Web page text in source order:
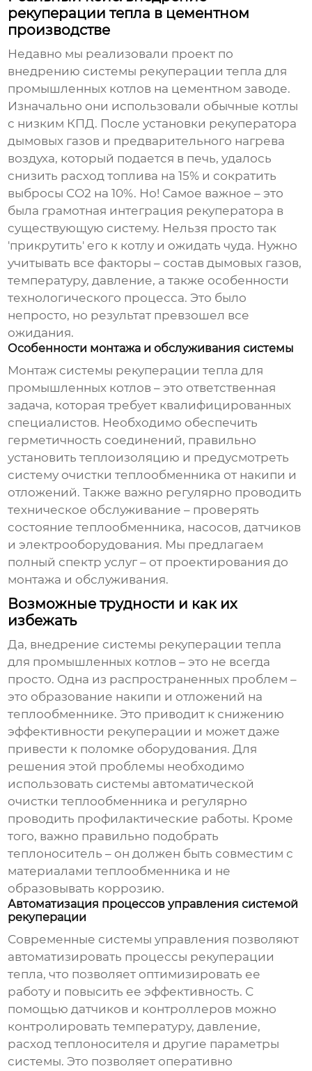
рекуперации тепла в цементном
производстве
Недавно мы реализовали проект по
внедрению системы рекуперации тепла для
промышленных котлов на цементном заводе.
Изначально они использовали обычные котлы
с низким КПД. После установки рекуператора
дымовых газов и предварительного нагрева
воздуха, который подается в печь, удалось
снизить расход топлива на 15% и сократить
выбросы CO2 на 10%. Но! Самое важное – это
была грамотная интеграция рекуператора в
существующую систему. Нельзя просто так
'прикрутить' его к котлу и ожидать чуда. Нужно
учитывать все факторы – состав дымовых газов,
температуру, давление, а также особенности
технологического процесса. Это было
непросто, но результат превзошел все
ожидания.
Особенности монтажа и обслуживания системы
Монтаж системы рекуперации тепла для
промышленных котлов – это ответственная
задача, которая требует квалифицированных
специалистов. Необходимо обеспечить
герметичность соединений, правильно
установить теплоизоляцию и предусмотреть
систему очистки теплообменника от накипи и
отложений. Также важно регулярно проводить
техническое обслуживание – проверять
состояние теплообменника, насосов, датчиков
и электрооборудования. Мы предлагаем
полный спектр услуг – от проектирования до
монтажа и обслуживания.
Возможные трудности и как их
избежать
Да, внедрение системы рекуперации тепла
для промышленных котлов – это не всегда
просто. Одна из распространенных проблем –
это образование накипи и отложений на
теплообменнике. Это приводит к снижению
эффективности рекуперации и может даже
привести к поломке оборудования. Для
решения этой проблемы необходимо
использовать системы автоматической
очистки теплообменника и регулярно
проводить профилактические работы. Кроме
того, важно правильно подобрать
теплоноситель – он должен быть совместим с
материалами теплообменника и не
образовывать коррозию.
Автоматизация процессов управления системой
рекуперации
Современные системы управления позволяют
автоматизировать процессы рекуперации
тепла, что позволяет оптимизировать ее
работу и повысить ее эффективность. С
помощью датчиков и контроллеров можно
контролировать температуру, давление,
расход теплоносителя и другие параметры
системы. Это позволяет оперативно